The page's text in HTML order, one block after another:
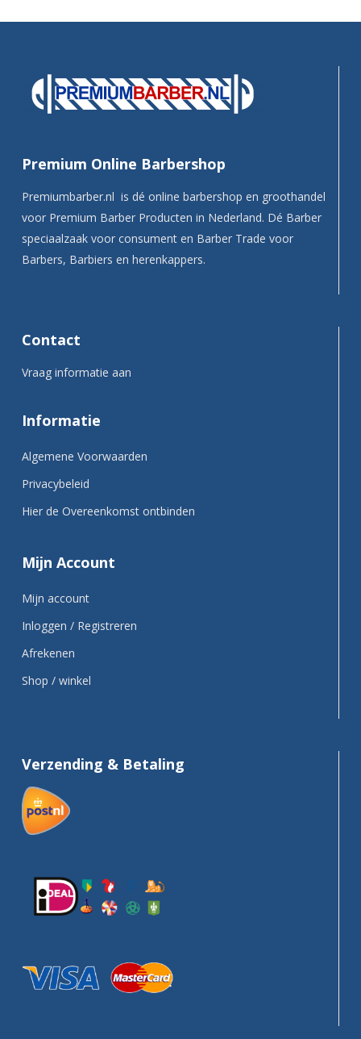
Premium Online Barbershop
Premiumbarber.nl is dé online barbershop en groothandel
voor Premium Barber Producten in Nederland. Dé Barber
speciaalzaak voor consument en Barber Trade voor
Barbers, Barbiers en herenkappers.
Contact
Vraag informatie aan
Informatie
Algemene Voorwaarden
Privacybeleid
Hier de Overeenkomst ontbinden
Mijn Account
Mijn account
Inloggen / Registreren
Afrekenen
Shop / winkel
Verzending & Betaling